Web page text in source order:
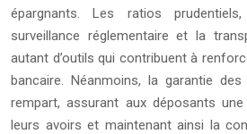
épargnants. Les ratios
surveillance réglementaire et la
autant d’outils qui contribuent à
bancaire. Néanmoins, la garantie
rempart, assurant aux déposants
leurs avoirs et maintenant ainsi la